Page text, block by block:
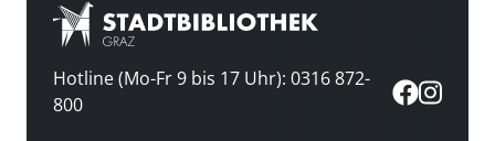
Hotline (Mo-Fr 9 bis 17 Uhr): 0316 872-
800